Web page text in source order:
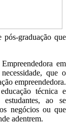
pós-graduação que
em
que o
empreendedora.
técnica e
estudantes, ao se
negócios ou que
adentrem.